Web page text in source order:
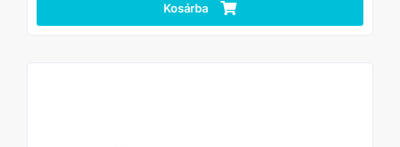
Kosárba